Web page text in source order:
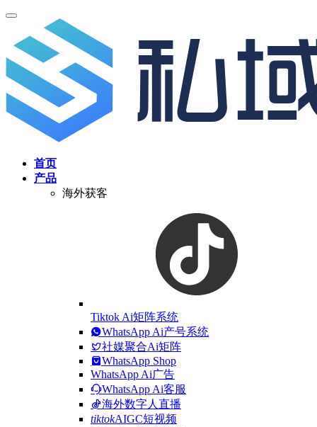
首页
产品
海外获客
Tiktok Ai矩阵系统
WhatsApp Ai产号系统
社媒聚合Ai矩阵
WhatsApp Shop
WhatsApp Ai广告
WhatsApp Ai客服
海外数字人直播
tiktokAIGC短视频